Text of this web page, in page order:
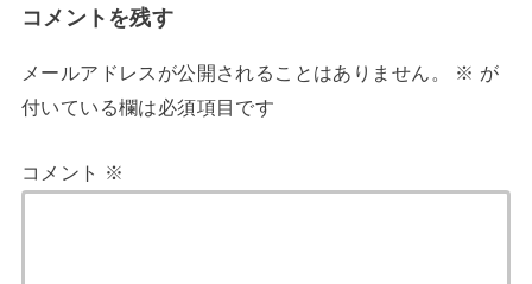
a
o
o
コメントを残す
メールアドレスが公開されることはありません。 ※ が
付いている欄は必須項目です
コメント ※